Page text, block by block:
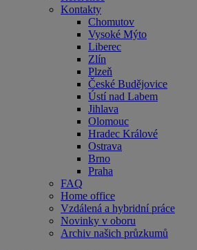
Kontakty
Chomutov
Vysoké Mýto
Liberec
Zlín
Plzeň
České Budějovice
Ústí nad Labem
Jihlava
Olomouc
Hradec Králové
Ostrava
Brno
Praha
FAQ
Home office
Vzdálená a hybridní práce
Novinky v oboru
Archiv našich průzkumů